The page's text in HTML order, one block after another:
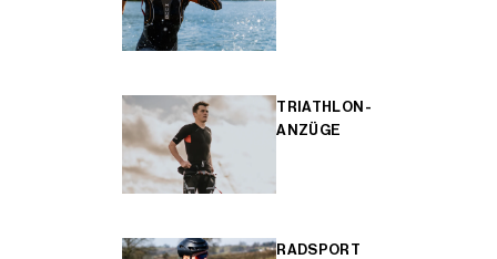
TRIATHLON-
ANZÜGE
RADSPORT